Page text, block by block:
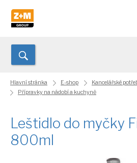
Hlavní stránka E-shop Kancelářské
Přípravky na nádobí a kuchyně
Leštidlo do myčky
800ml